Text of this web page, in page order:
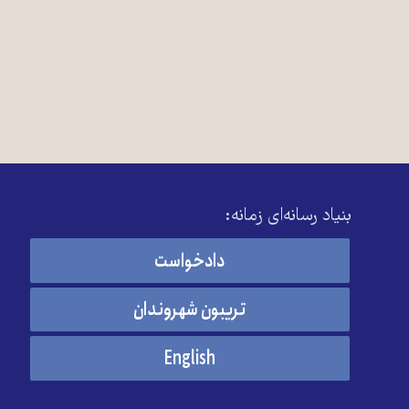
بنیاد رسانه‌ای زمانه:
دادخواست
تریبون شهروندان
English